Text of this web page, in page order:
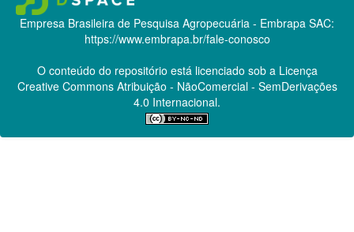
Empresa Brasileira de Pesquisa Agropecuária - Embrapa SAC:
https://www.embrapa.br/fale-conosco
O conteúdo do repositório está licenciado sob a Licença
Creative CommonsAtribuição - NãoComercial - SemDerivações
4.0 Internacional.